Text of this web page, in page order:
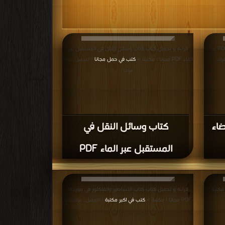
كتاب وسائل النقل في
المستقبل عبر الماء PDF
قراءة و تحميل كتاب كتاب وسائل النقل في المستقبل عبر
الماء PDF مجانا | مكتبة >
كتب في حمل مجانا| التحميل : مرة/
مرات
قراءة و تحميل كتاب كتاب الأساطير والفلكلور في موردفا
PDF مجانا | مكتبة >
كتب في اكبر مكتبة | التحميل : مرة/مرات